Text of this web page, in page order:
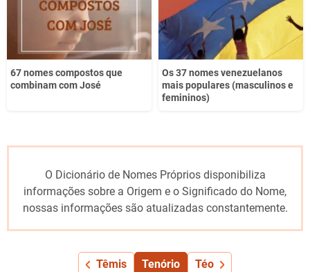
67 nomes compostos que
combinam com José
Os 37 nomes venezuelanos
mais populares (masculinos e
femininos)
O Dicionário de Nomes Próprios disponibiliza
informações sobre a Origem e o Significado do Nome,
nossas informações são atualizadas constantemente.
Têmis Tenório Téo